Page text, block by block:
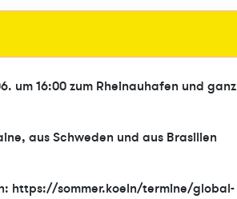
um 16:00 zum Rheinauhafen und ganz
aus Schweden und aus Brasilien
https://sommer.koeln/termine/global-